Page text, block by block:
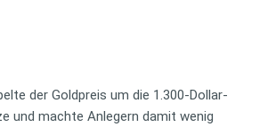
der Goldpreis um die 1.300-Dollar-
und machte Anlegern damit wenig